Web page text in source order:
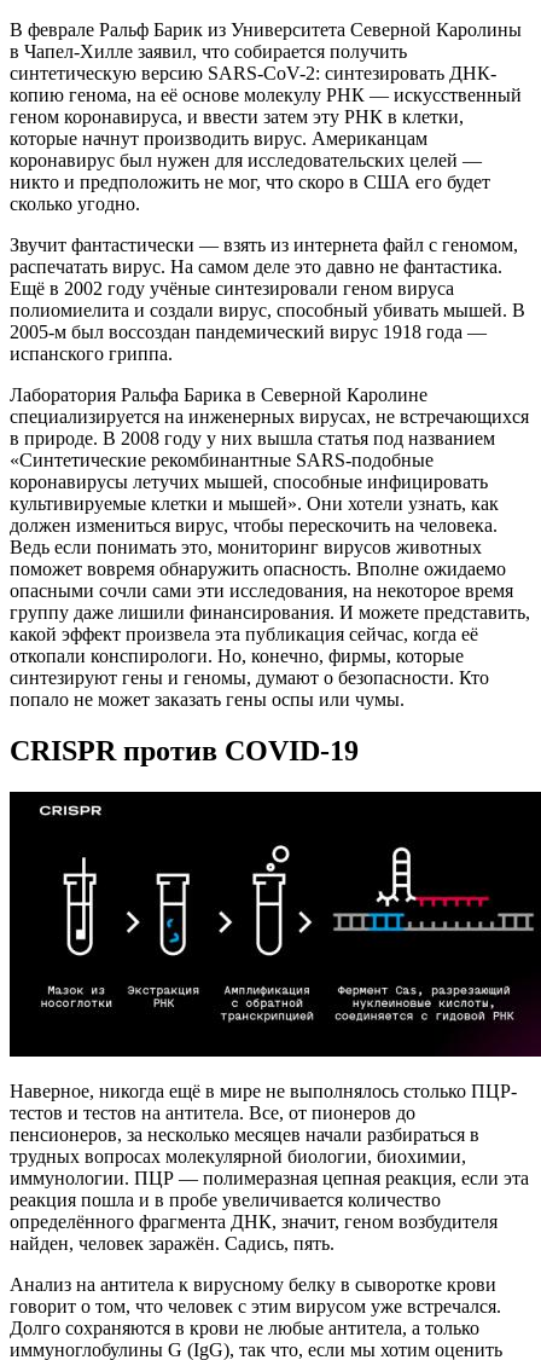
В феврале Ральф Барик из Университета Северной Каролины
в Чапел-Хилле заявил, что собирается получить
синтетическую версию SARS-CoV-2: синтезировать ДНК-
копию генома, на её основе молекулу РНК — искусственный
геном коронавируса, и ввести затем эту РНК в клетки,
которые начнут производить вирус. Американцам
коронавирус был нужен для исследовательских целей —
никто и предположить не мог, что скоро в США его будет
сколько угодно.
Звучит фантастически — взять из интернета файл с геномом,
распечатать вирус. На самом деле это давно не фантастика.
Ещё в 2002 году учёные синтезировали геном вируса
полиомиелита и создали вирус, способный убивать мышей. В
2005-м был воссоздан пандемический вирус 1918 года —
испанского гриппа.
Лаборатория Ральфа Барика в Северной Каролине
специализируется на инженерных вирусах, не встречающихся
в природе. В 2008 году у них вышла статья под названием
«Синтетические рекомбинантные SARS-подобные
коронавирусы летучих мышей, способные инфицировать
культивируемые клетки и мышей». Они хотели узнать, как
должен измениться вирус, чтобы перескочить на человека.
Ведь если понимать это, мониторинг вирусов животных
поможет вовремя обнаружить опасность. Вполне ожидаемо
опасными сочли сами эти исследования, на некоторое время
группу даже лишили финансирования. И можете представить,
какой эффект произвела эта публикация сейчас, когда её
откопали конспирологи. Но, конечно, фирмы, которые
синтезируют гены и геномы, думают о безопасности. Кто
попало не может заказать гены оспы или чумы.
CRISPR против COVID-19
Наверное, никогда ещё в мире не выполнялось столько ПЦР-
тестов и тестов на антитела. Все, от пионеров до
пенсионеров, за несколько месяцев начали разбираться в
трудных вопросах молекулярной биологии, биохимии,
иммунологии. ПЦР — полимеразная цепная реакция, если эта
реакция пошла и в пробе увеличивается количество
определённого фрагмента ДНК, значит, геном возбудителя
найден, человек заражён. Садись, пять.
Анализ на антитела к вирусному белку в сыворотке крови
говорит о том, что человек с этим вирусом уже встречался.
Долго сохраняются в крови не любые антитела, а только
иммуноглобулины G (IgG), так что, если мы хотим оценить